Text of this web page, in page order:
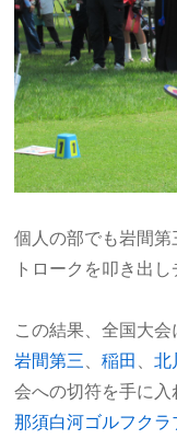
個人の部でも岩間
トロークを叩き出
この結果、全国大会
岩間第三 、稲田 、北
会への切符を手に入
那須白河ゴルフクラ